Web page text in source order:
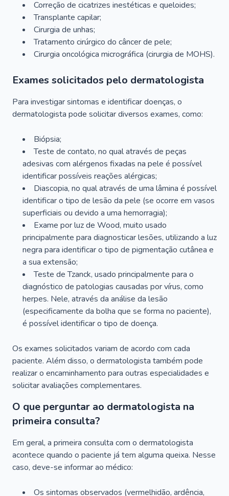
Correção de cicatrizes inestéticas e queloides;
Transplante capilar;
Cirurgia de unhas;
Tratamento cirúrgico do câncer de pele;
Cirurgia oncológica micrográfica (cirurgia de MOHS).
Exames solicitados pelo dermatologista
Para investigar sintomas e identificar doenças, o
dermatologista pode solicitar diversos exames, como:
Biópsia;
Teste de contato, no qual através de peças
adesivas com alérgenos fixadas na pele é possível
identificar possíveis reações alérgicas;
Diascopia, no qual através de uma lâmina é possível
identificar o tipo de lesão da pele (se ocorre em vasos
superficiais ou devido a uma hemorragia);
Exame por luz de Wood, muito usado
principalmente para diagnosticar lesões, utilizando a luz
negra para identificar o tipo de pigmentação cutânea e
a sua extensão;
Teste de Tzanck, usado principalmente para o
diagnóstico de patologias causadas por vírus, como
herpes. Nele, através da análise da lesão
(especificamente da bolha que se forma no paciente),
é possível identificar o tipo de doença.
Os exames solicitados variam de acordo com cada
paciente. Além disso, o dermatologista também pode
realizar o encaminhamento para outras especialidades e
solicitar avaliações complementares.
O que perguntar ao dermatologista na
primeira consulta?
Em geral, a primeira consulta com o dermatologista
acontece quando o paciente já tem alguma queixa. Nesse
caso, deve-se informar ao médico:
Os sintomas observados (vermelhidão, ardência,